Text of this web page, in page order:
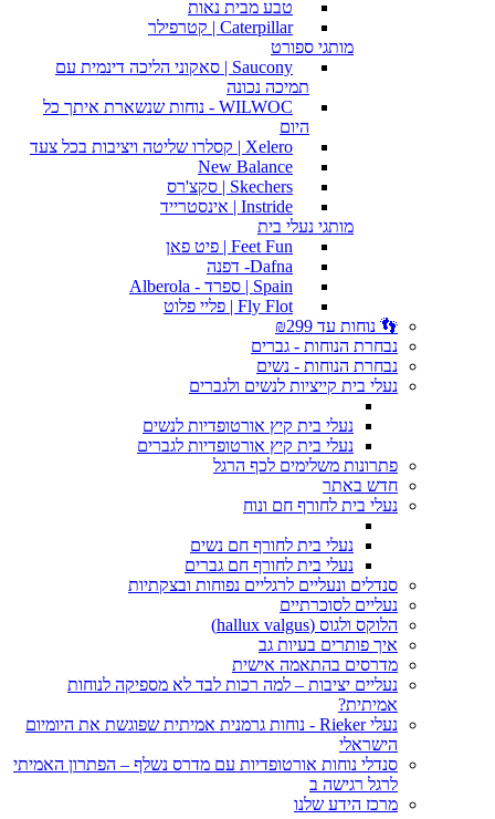
טבע מבית נאות
Caterpillar | קטרפילר
מותגי ספורט
Saucony | סאקוני הליכה דינמית עם
תמיכה נכונה
WILWOC - נוחות שנשארת איתך כל
היום
Xelero | קסלרו שליטה ויציבות בכל צעד
New Balance
Skechers | סקצ'רס
Instride | אינסטרייד
מותגי נעלי בית
Feet Fun | פיט פאן
Dafna- דפנה
Spain | ספרד - Alberola
Fly Flot | פליי פלוט
👣 נוחות עד ₪299
נבחרת הנוחות - גברים
נבחרת הנוחות - נשים
נעלי בית קייציות לנשים ולגברים
נעלי בית קיץ אורטופדיות לנשים
נעלי בית קיץ אורטופדיות לגברים
פתרונות משלימים לכף הרגל
חדש באתר
נעלי בית לחורף חם ונוח
נעלי בית לחורף חם נשים
נעלי בית לחורף חם גברים
סנדלים ונעליים לרגליים נפוחות ובצקתיות
נעליים לסוכרתיים
הלוקס ולגוס (hallux valgus)
איך פותרים בעיות גב
מדרסים בהתאמה אישית
נעליים יציבות – למה רכות לבד לא מספיקה לנוחות
אמיתית?
נעלי Rieker - נוחות גרמנית אמיתית שפוגשת את היומיום
הישראלי
סנדלי נוחות אורטופדיות עם מדרס נשלף – הפתרון האמיתי
לרגל רגישה ב
מרכז הידע שלנו